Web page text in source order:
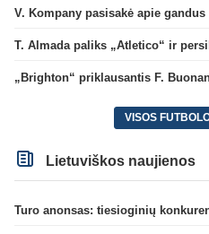
VISOS
Lietuviškos naujienos
Turo anonsas: tiesioginių